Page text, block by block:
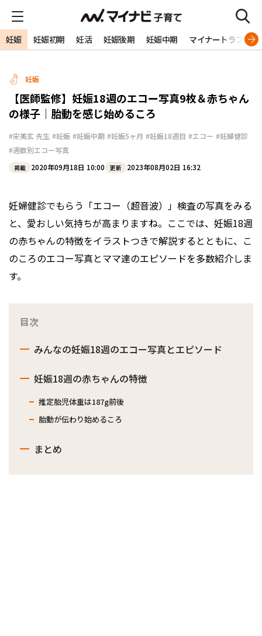
妊娠 妊娠初期 妊活 妊娠後期 妊娠中期 マイナートラブル
妊娠
【医師監修】妊娠18週のエコー写真9枚＆赤ちゃん
の様子｜胎動を感じ始めるころ
#宋美玄 先生 #妊娠 #妊娠中期 #妊娠5ヶ月 #妊娠18週目 #エコー #妊婦健診
#週数別エコー写真
掲載 2020年09月18日 10:00 更新 2023年08月02日 16:32
妊婦健診でもらう「エコー（超音波）」検査の写真をみる
と、愛おしい気持ちが高まりますね。ここでは、妊娠18週
の赤ちゃんの特徴をイラストつきで解説するとともに、こ
のころのエコー写真とママ達のエピソードを多数紹介しま
す。
目次
みんなの妊娠18週のエコー写真とエピソード
妊娠18週の赤ちゃんの特徴
推定胎児体重は187g前後
胎動が伝わり始めるころ
まとめ